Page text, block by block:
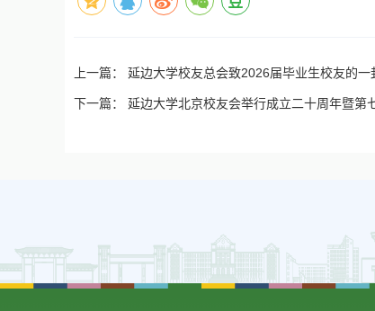
上一篇： 延边大学校友总会致2026届毕业生校友的一
下一篇： 延边大学北京校友会举行成立二十周年暨第